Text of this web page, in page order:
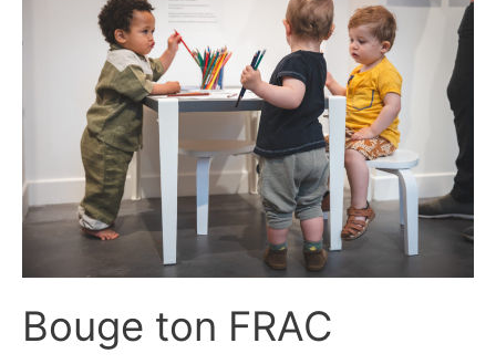
Champagne
et
d’Archéologie
régionale
Bouge ton FRAC